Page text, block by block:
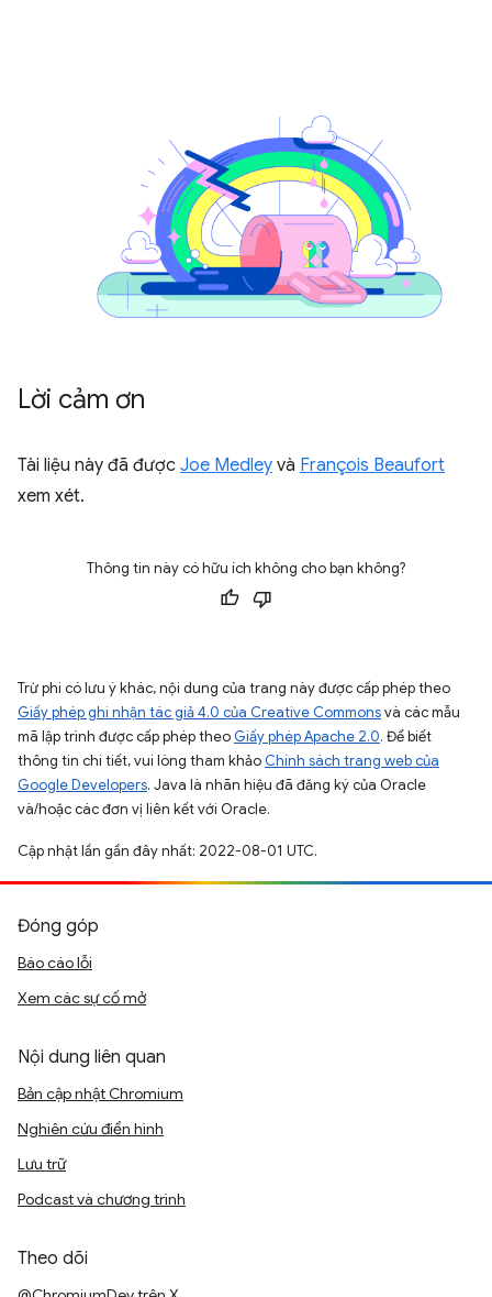
Lời cảm ơn
Tài liệu này đã được Joe Medley và François Beaufort
xem xét.
Thông tin này có hữu ích không cho bạn không?
Trừ phi có lưu ý khác, nội dung của trang này được cấp phép theo
Giấy phép ghi nhận tác giả 4.0 của Creative Commonsvà các mẫu
mã lập trình được cấp phép theo Giấy phép Apache 2.0. Để biết
thông tin chi tiết, vui lòng tham khảo Chính sách trang web của
Google Developers. Java là nhãn hiệu đã đăng ký của Oracle
và/hoặc các đơn vị liên kết với Oracle.
Cập nhật lần gần đây nhất: 2022-08-01 UTC.
Đóng góp
Báo cáo lỗi
Xem các sự cố mở
Nội dung liên quan
Bản cập nhật Chromium
Nghiên cứu điển hình
Lưu trữ
Podcast và chương trình
Theo dõi